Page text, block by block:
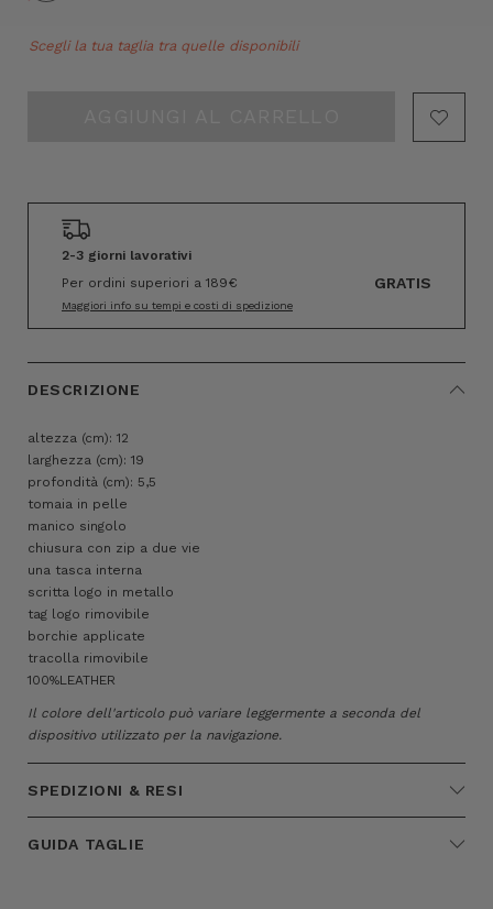
Only
Scegli la tua taglia tra quelle disponibili
2-3 giorni lavorativi
Per ordini superiori a 189€
GRATIS
Maggiori info su tempi e costi di spedizione
DESCRIZIONE
altezza (cm): 12
larghezza (cm): 19
profondità (cm): 5,5
tomaia in pelle
manico singolo
chiusura con zip a due vie
una tasca interna
scritta logo in metallo
tag logo rimovibile
borchie applicate
tracolla rimovibile
100%LEATHER
Il colore dell'articolo può variare leggermente a seconda del
dispositivo utilizzato per la navigazione.
SPEDIZIONI & RESI
GUIDA TAGLIE